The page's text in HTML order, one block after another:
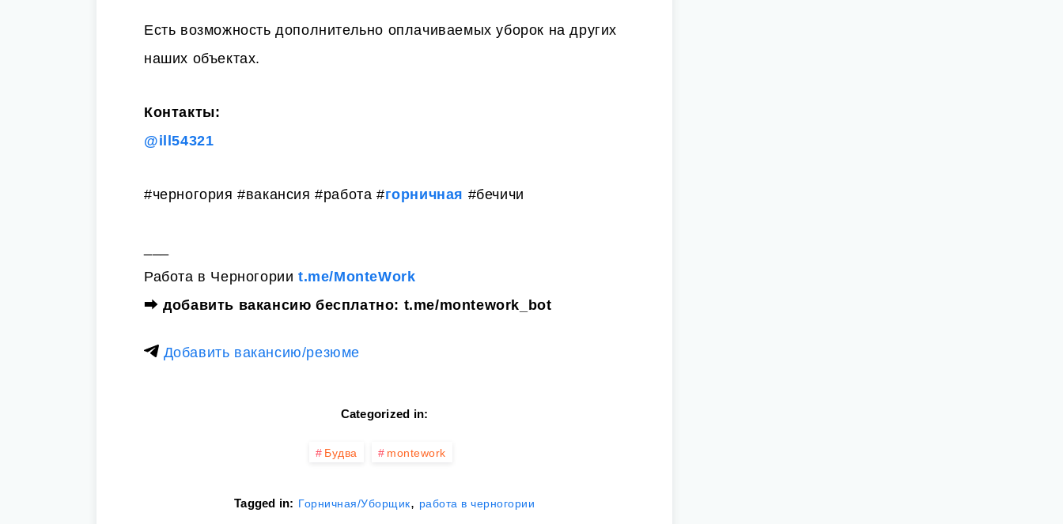
Есть возможность дополнительно оплачиваемых уборок на других
наших объектах.
Контакты:
@ill54321
#черногория #вакансия #работа #горничная #бечичи
Работа в Черногории t.me/MonteWork
⮕добавить вакансию бесплатно: t.me/montework_bot
Добавить вакансию/резюме
Categorized in:
Будва montework
Tagged in: Горничная/Уборщик, работа в черногории